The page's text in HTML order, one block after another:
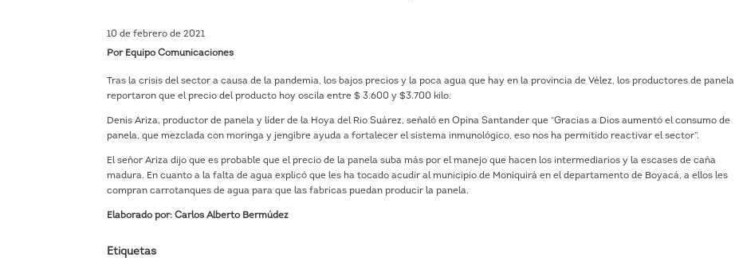
10 de febrero de 2021
Por Equipo Comunicaciones
Tras la crisis del sector a causa de la pandemia, los bajos precios y la poca agua que hay en la provincia de Vélez, los productores de panela
reportaron que el precio del producto hoy oscila entre $ 3.600 y $3.700 kilo.
Denis Ariza, productor de panela y líder de la Hoya del Rio Suárez, señaló en Opina Santander que “Gracias a Dios aumentó el consumo de
panela, que mezclada con moringa y jengibre ayuda a fortalecer el sistema inmunológico, eso nos ha permitido reactivar el sector”.
El señor Ariza dijo que es probable que el precio de la panela suba más por el manejo que hacen los intermediarios y la escases de caña
madura. En cuanto a la falta de agua explicó que les ha tocado acudir al municipio de Moniquirá en el departamento de Boyacá, a ellos les
compran carrotanques de agua para que las fabricas puedan producir la panela.
Elaborado por: Carlos Alberto Bermúdez
Etiquetas